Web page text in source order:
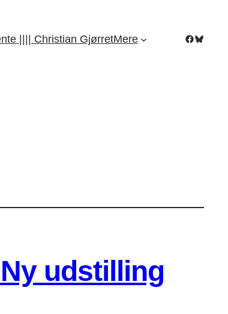
|||| Christian GjørretMere Facebook
Bluesky
udstilling